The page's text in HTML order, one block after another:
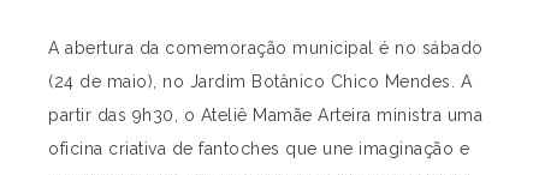
A abertura da comemoração municipal é no sábado
(24 de maio), no Jardim Botânico Chico Mendes. A
partir das 9h30, o Ateliê Mamãe Arteira ministra uma
oficina criativa de fantoches que une imaginação e